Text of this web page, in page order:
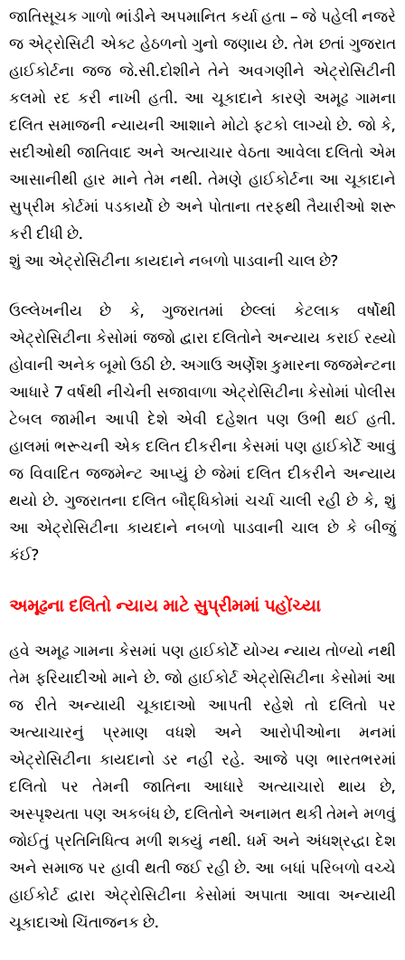
જાતિસૂચક ગાળો ભાંડીને અપમાનિત કર્યા હતા – જે પહેલી નજરે
જ એટ્રોસિટી એક્ટ હેઠળનો ગુનો જણાય છે. તેમ છતાં ગુજરાત
હાઈકોર્ટના જજ જે.સી.દોશીને તેને અવગણીને એટ્રોસિટીની
કલમો રદ કરી નાખી હતી. આ ચૂકાદાને કારણે અમૂઢ ગામના
દલિત સમાજની ન્યાયની આશાને મોટો ફટકો લાગ્યો છે. જો કે,
સદીઓથી જાતિવાદ અને અત્યાચાર વેઠતા આવેલા દલિતો એમ
આસાનીથી હાર માને તેમ નથી. તેમણે હાઈકોર્ટના આ ચૂકાદાને
સુપ્રીમ કોર્ટમાં પડકાર્યો છે અને પોતાના તરફથી તૈયારીઓ શરૂ
કરી દીધી છે.
શું આ એટ્રોસિટીના કાયદાને નબળો પાડવાની ચાલ છે?
ઉલ્લેખનીય છે કે, ગુજરાતમાં છેલ્લાં કેટલાક વર્ષોથી
એટ્રોસિટીના કેસોમાં જજો દ્વારા દલિતોને અન્યાય કરાઈ રહ્યો
હોવાની અનેક બૂમો ઉઠી છે. અગાઉ અર્ણેશ કુમારના જજમેન્ટના
આધારે 7 વર્ષથી નીચેની સજાવાળા એટ્રોસિટીના કેસોમાં પોલીસ
ટેબલ જામીન આપી દેશે એવી દહેશત પણ ઉભી થઈ હતી.
હાલમાં ભરૂચની એક દલિત દીકરીના કેસમાં પણ હાઈકોર્ટે આવું
જ વિવાદિત જજમેન્ટ આપ્યું છે જેમાં દલિત દીકરીને અન્યાય
થયો છે. ગુજરાતના દલિત બૌદ્ધિકોમાં ચર્ચા ચાલી રહી છે કે, શું
આ એટ્રોસિટીના કાયદાને નબળો પાડવાની ચાલ છે કે બીજું
કંઈ?
અમૂઢના દલિતો ન્યાય માટે સુપ્રીમમાં પહોંચ્યા
હવે અમૂઢ ગામના કેસમાં પણ હાઈકોર્ટે યોગ્ય ન્યાય તોળ્યો નથી
તેમ ફરિયાદીઓ માને છે. જો હાઈકોર્ટ એટ્રોસિટીના કેસોમાં આ
જ રીતે અન્યાયી ચૂકાદાઓ આપતી રહેશે તો દલિતો પર
અત્યાચારનું પ્રમાણ વધશે અને આરોપીઓના મનમાં
એટ્રોસિટીના કાયદાનો ડર નહીં રહે. આજે પણ ભારતભરમાં
દલિતો પર તેમની જાતિના આધારે અત્યાચારો થાય છે,
અસ્પૃશ્યતા પણ અકબંધ છે, દલિતોને અનામત થકી તેમને મળવું
જોઈતું પ્રતિનિધિત્વ મળી શક્યું નથી. ધર્મ અને અંધશ્રદ્ધા દેશ
અને સમાજ પર હાવી થતી જઈ રહી છે. આ બધાં પરિબળો વચ્ચે
હાઈકોર્ટ દ્વારા એટ્રોસિટીના કેસોમાં અપાતા આવા અન્યાયી
ચૂકાદાઓ ચિંતાજનક છે.